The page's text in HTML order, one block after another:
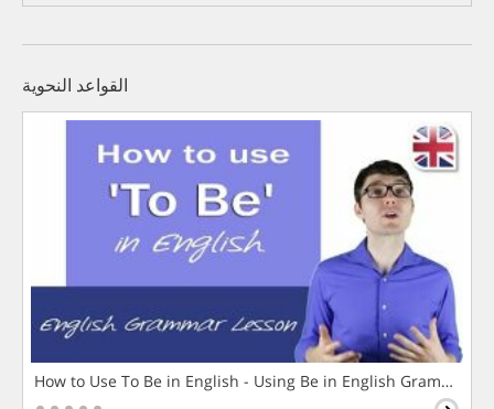
القواعد النحوية
How to Use To Be in English - Using Be in English Grammar